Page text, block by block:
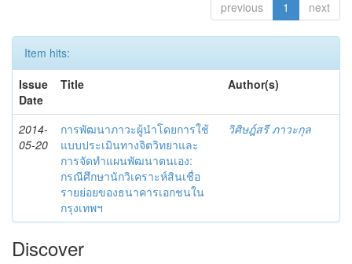
previous 1 next
Item hits:
Issue
Date
Title Author(s)
2014-
05-20
การพัฒนาภาวะผู้นำโดยการใช้
แบบประเมินทางจิตวิทยาและ
การจัดทำแผนพัฒนาตนเอง:
กรณีศึกษานักวิเคราะห์สินเชื่อ
รายย่อยของธนาคารเอกชนใน
กรุงเทพฯ
วิศิษฎ์สรี ภาวะกุล
Discover